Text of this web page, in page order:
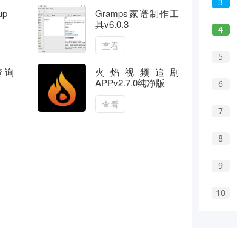
Gramps家谱制作工
具v6.0.3
查看
询
火焰视频追剧
APPv2.7.0纯净版
查看
4
5
6
7
8
9
10